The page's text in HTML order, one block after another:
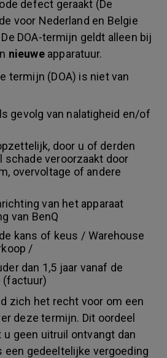
defect geraakt (De
voor Nederland en Belgie
DOA-termijn geldt alleen bij
nieuweapparatuur.
termijn (DOA) is niet van
gevolg van nalatigheid en/of
door u of derden
schade veroorzaakt door
overvoltage of andere
van het apparaat
van BenQ
kans of keus / Warehouse
/
dan 1,5 jaar vanaf de
(factuur)
zich het recht voor om een
deze termijn. Dit oordeel
u geen uitruil ontvangt dan
gedeeltelijke vergoeding